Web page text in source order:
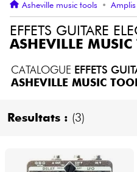
Guitares & Basses
Claviers & Pianos
Synthés & Sampleurs
Asheville music tools • Amplis
EFFETS GUITARE
ASHEVILLE MUSIC
CATALOGUE EFFETS
ASHEVILLE MUSIC
Resultats : (3)